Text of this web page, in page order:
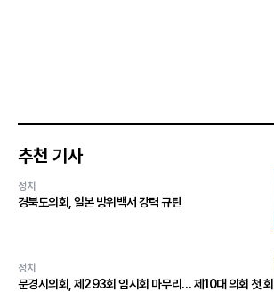
추천 기사
정치
경북도의회, 일본 방위백서 강력 규탄
정치
문경시의회, 제293회 임시회 마무리… 제10대 의회 첫 회